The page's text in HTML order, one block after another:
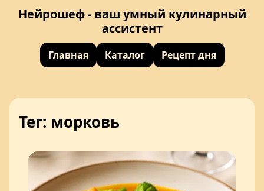
Нейрошеф - ваш умный кулинарный
ассистент
Главная Каталог Рецепт дня
Тег: морковь